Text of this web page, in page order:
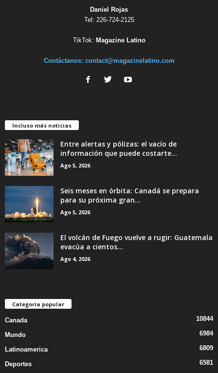
Daniel Rojas
Tel: 226-724-2125
TikTok: Magazine Latino
Contáctanos: contact@magazinelatino.com
Incluso más noticias
Entre alertas y pólizas: el vacío de
información que puede costarte...
Ago 5, 2026
Seis meses en órbita: Canadá se prepara
para su próxima gran...
Ago 5, 2026
El volcán de Fuego vuelve a rugir: Guatemala
evacúa a cientos...
Ago 4, 2026
Categoría popular
Canada 10844
Mundo 6984
Latinoamerica 6809
Deportes 6581